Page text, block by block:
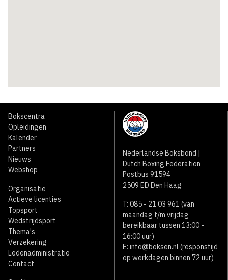
Bokscentra
Opleidingen
Kalender
Partners
Nieuws
Webshop
Organisatie
Actieve licenties
Topsport
Wedstrijdsport
Thema's
Verzekering
Ledenadministratie
Contact
Nederlandse Boksbond |
Dutch Boxing Federation
Postbus 91594
2509 ED Den Haag
T: 085 - 21 03 961 (van
maandag t/m vrijdag
bereikbaar tussen 13:00 -
16:00 uur)
E: info@boksen.nl (responstijd
op werkdagen binnen 72 uur)